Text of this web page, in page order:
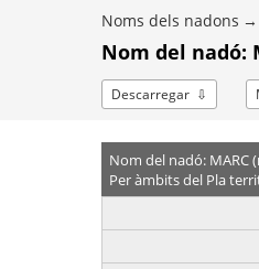
Noms dels nadons
Nom del nadó:
Descarregar
Nom del nadó: MARC
Per àmbits del Pla